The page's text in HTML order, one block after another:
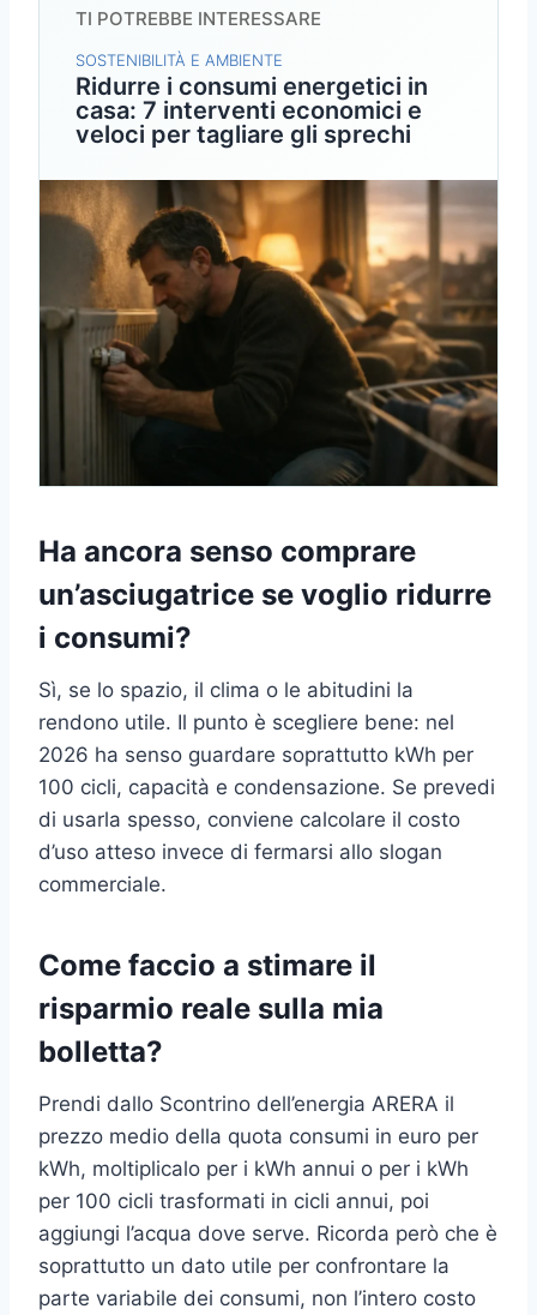
TI POTREBBE INTERESSARE
SOSTENIBILITÀ E AMBIENTE
Ridurre i consumi energetici in
casa: 7 interventi economici e
veloci per tagliare gli sprechi
Ha ancora senso comprare
un’asciugatrice se voglio ridurre
i consumi?
Sì, se lo spazio, il clima o le abitudini la
rendono utile. Il punto è scegliere bene: nel
2026 ha senso guardare soprattutto kWh per
100 cicli, capacità e condensazione. Se prevedi
di usarla spesso, conviene calcolare il costo
d’uso atteso invece di fermarsi allo slogan
commerciale.
Come faccio a stimare il
risparmio reale sulla mia
bolletta?
Prendi dallo Scontrino dell’energia ARERA il
prezzo medio della quota consumi in euro per
kWh, moltiplicalo per i kWh annui o per i kWh
per 100 cicli trasformati in cicli annui, poi
aggiungi l’acqua dove serve. Ricorda però che è
soprattutto un dato utile per confrontare la
parte variabile dei consumi, non l’intero costo